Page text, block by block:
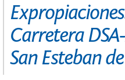
Carretera
San Esteban